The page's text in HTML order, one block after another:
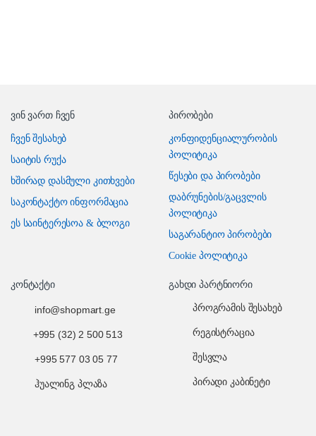
ვინ ვართ ჩვენ
ჩვენ შესახებ
საიტის რუქა
ხშირად დასმული კითხვები
საკონტაქტო ინფორმაცია
ეს საინტერესოა & ბლოგი
პირობები
კონფიდენციალურობის
პოლიტიკა
წესები და პირობები
დაბრუნების/გაცვლის
პოლიტიკა
საგარანტიო პირობები
Cookie პოლიტიკა
კონტაქტი
info@shopmart.ge
+995 (32) 2 500 513
+995 577 03 05 77
ჰუალინგ პლაზა
გახდი პარტნიორი
პროგრამის შესახებ
რეგისტრაცია
შესვლა
პირადი კაბინეტი